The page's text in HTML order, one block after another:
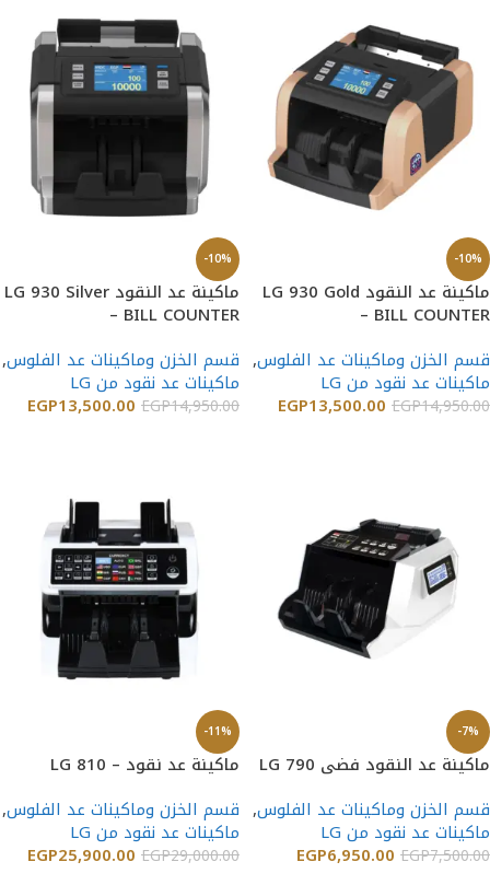
-10%
ماكينة عد النقود LG 930 Gold
– BILL COUNTER
قسم الخزن وماكينات عد الفلوس,
ماكينات عد نقود من LG
EGP14,950.00
EGP13,500.00
-10%
ماكينة عد النقود LG 930 Silver
– BILL COUNTER
قسم الخزن وماكينات عد الفلوس,
ماكينات عد نقود من LG
EGP14,950.00
EGP13,500.00
-7%
ماكينة عد النقود فضي LG 790
قسم الخزن وماكينات عد الفلوس,
ماكينات عد نقود من LG
EGP7,500.00
EGP6,950.00
-11%
ماكينة عد نقود – LG 810
قسم الخزن وماكينات عد الفلوس,
ماكينات عد نقود من LG
EGP29,000.00
EGP25,900.00